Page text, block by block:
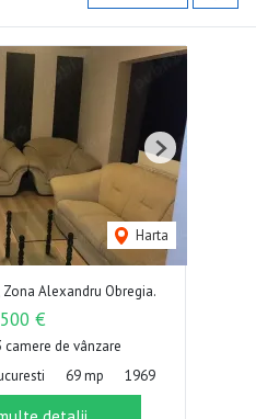
Harta
Next
Alexandru Obregia.
€
de vânzare
69 mp 1969